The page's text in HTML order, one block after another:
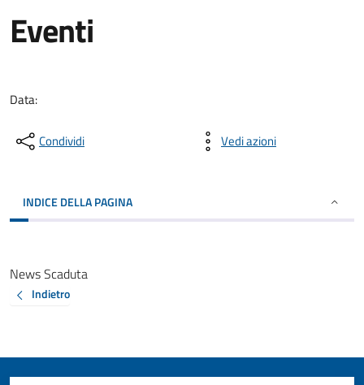
Eventi
Data:
Condividi Vedi azioni
INDICE DELLA PAGINA
News Scaduta
Indietro